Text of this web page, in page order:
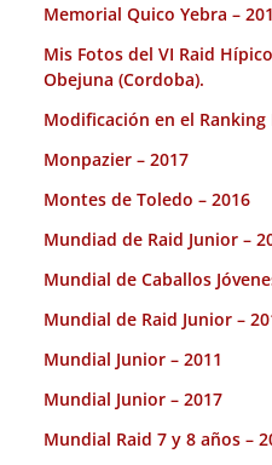
Memorial Quico Yebra –
Mis Fotos del VI Raid
Obejuna (Cordoba).
Modificación en el Ranking
Monpazier – 2017
Montes de Toledo – 2016
Mundiad de Raid Junior –
Mundial de Caballos
Mundial de Raid Junior –
Mundial Junior – 2011
Mundial Junior – 2017
Mundial Raid 7 y 8 años –